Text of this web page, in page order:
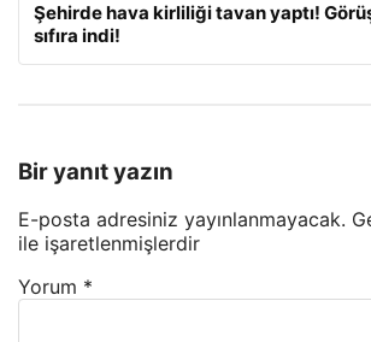
Şehirde hava kirliliği tavan yaptı!
sıfıra indi!
Bir yanıt yazın
E-posta adresiniz yayınlanmayacak.
ile işaretlenmişlerdir
Yorum *